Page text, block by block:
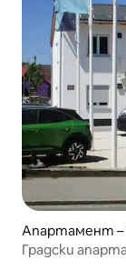
Апартамент –
Градски